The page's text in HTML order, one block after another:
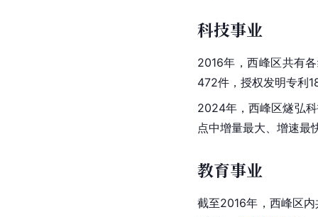
科技事业
2016年，西峰区共有
472件，授权发明专利
2024年，西峰区燧弘
点中增量最大、增速最
教育事业
截至2016年，西峰区